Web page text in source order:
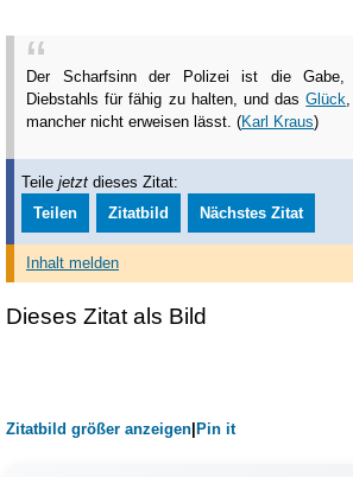
Der Scharfsinn der Polizei ist die
Diebstahls für fähig zu halten, und dasGlück
mancher nicht erweisen lässt. (Karl Kraus)
Teilejetzt dieses Zitat:
Teilen
Zitatbild Nächstes Zitat
Inhalt melden
Dieses Zitat als Bild
Zitatbild größer anzeigen Pin it